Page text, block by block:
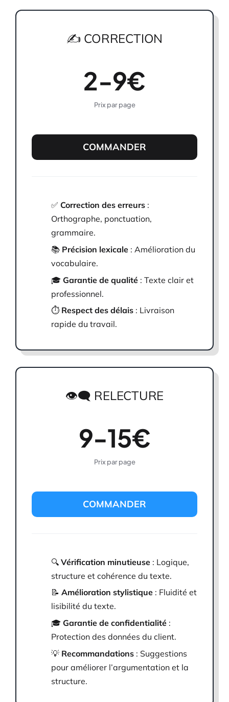
✍️ CORRECTION
2-9€
Prix par page
COMMANDER
✅ Correction des erreurs :
Orthographe, ponctuation,
grammaire.
📚 Précision lexicale : Amélioration du
vocabulaire.
🎓 Garantie de qualité : Texte clair et
professionnel.
⏱️ Respect des délais : Livraison
rapide du travail.
👁️‍🗨️ RELECTURE
9-15€
Prix par page
COMMANDER
🔍Vérification minutieuse : Logique,
structure et cohérence du texte.
📝Amélioration stylistique : Fluidité et
lisibilité du texte.
🎓 Garantie de confidentialité :
Protection des données du client.
💡 Recommandations : Suggestions
pour améliorer l’argumentation et la
structure.